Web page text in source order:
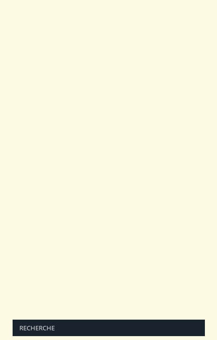
RECHERCHE